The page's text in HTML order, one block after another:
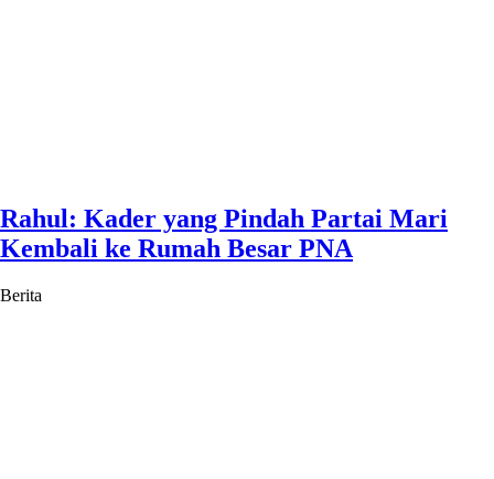
Rahul: Kader yang Pindah Partai Mari
Kembali ke Rumah Besar PNA
Berita